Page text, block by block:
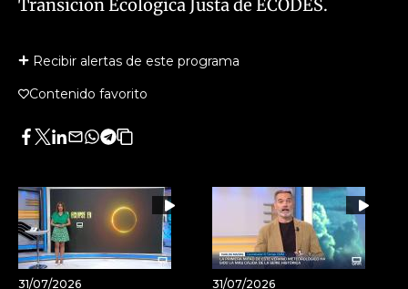
Transición Ecológica Justa de ECODES.
Recibir alertas de este programa
Contenido favorito
Facebook
Twitter
LinkedIn
Enviar
Whatsapp
Telegram
Copiar
artículo
31/07/2026 31/07/2026